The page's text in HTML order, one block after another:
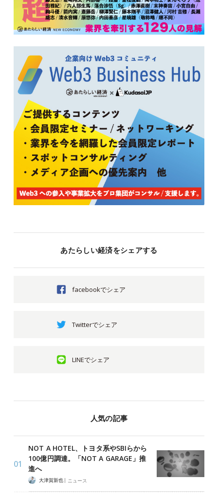
あたらしい経済をシェアする
facebookでシェア
Twitterでシェア
LINEでシェア
人気の記事
NOT A HOTEL、トヨタ系やSBIらから
100億円調達。「NOT A GARAGE」推
進へ
大津賀新也 | ニュース